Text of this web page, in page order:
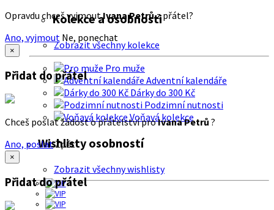
Kolekce a osobnosti
Zobrazit všechny kolekce
Pro muže
Adventní kalendáře
Dárky do 300 Kč
Podzimní nutnosti
Voňavá kolekce
Wishlisty osobností
Zobrazit všechny wishlisty
Opravdu chceš vyjmoutIvana Petrůz přátel?
Ano, vyjmout Ne, ponechat
×
Přidat do přátel
Chceš poslat žádost o přátelství proIvana Petrů ?
Ano, poslatZpět
×
Přidat do přátel